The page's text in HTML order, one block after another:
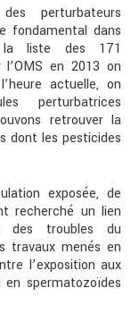
perturbateurs
fondamental dans
la liste des 171
en 2013 on
actuelle, on
perturbatrices
retrouver la
dont les pesticides
exposée, de
recherché un lien
des troubles du
travaux menés en
l’exposition aux
spermatozoïdes